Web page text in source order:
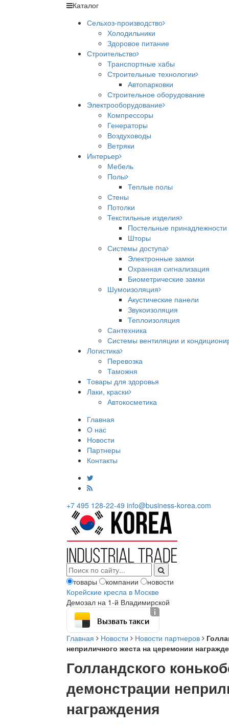
Каталог
Сельхоз-производство
Холодильники
Здоровое питание
Строительство
Транспортные хабы
Строительные технологии
Автопарковки
Строительное оборудование
Электрооборудование
Компрессоры
Генераторы
Воздуховоды
Ветряки
Интерьер
Мебель
Полы
Теплые полы
Стены
Потолки
Текстильные изделия
Постельные принадлежности
Шторы
Системы доступа
Электронные замки
Охранная сигнализация
Биометрические замки
Шумоизоляция
Акустические панели
Звукоизоляция
Теплоизоляция
Сантехника
Системы вентиляции и
Логистика
Перевозка
Таможня
Товары для здоровья
Лаки, краски
Автокосметика
Главная
О нас
Новости
Партнеры
Контакты
+7 495 128-22-49 info@business-korea.com
товары компании
новости
Корейские кресла в Москве
Демозал на 1-й Владимирской
Вызвать такси
Главная Новости Новости партнеров
неприличного жеста на церемонии
Голландского
демонстрации
награждения